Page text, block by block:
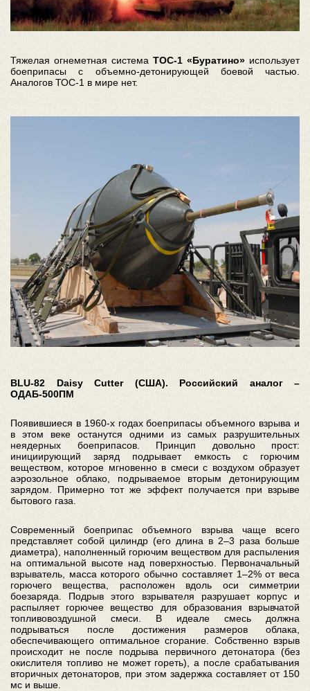
Тяжелая огнеметная система ТОС-1 «Буратино» использует
боеприпасы с объемно-детонирующей боевой частью.
Аналогов ТОС-1 в мире нет.
BLU-82 Daisy Cutter (США). Российский аналог –
ОДАБ-500ПМ
Появившиеся в 1960-х годах боеприпасы объемного взрыва и
в этом веке останутся одними из самых разрушительных
неядерных боеприпасов. Принцип довольно прост:
инициирующий заряд подрывает емкость с горючим
веществом, которое мгновенно в смеси с воздухом образует
аэрозольное облако, подрываемое вторым детонирующим
зарядом. Примерно тот же эффект получается при взрыве
бытового газа.
Современный боеприпас объемного взрыва чаще всего
представляет собой цилиндр (его длина в 2–3 раза больше
диаметра), наполненный горючим веществом для распыления
на оптимальной высоте над поверхностью. Первоначальный
взрыватель, масса которого обычно составляет 1–2% от веса
горючего вещества, расположен вдоль оси симметрии
боезаряда. Подрыв этого взрывателя разрушает корпус и
распыляет горючее вещество для образования взрывчатой
топливовоздушной смеси. В идеале смесь должна
подрываться после достижения размеров облака,
обеспечивающего оптимальное сгорание. Собственно взрыв
происходит не после подрыва первичного детонатора (без
окислителя топливо не может гореть), а после срабатывания
вторичных детонаторов, при этом задержка составляет от 150
мс и выше.